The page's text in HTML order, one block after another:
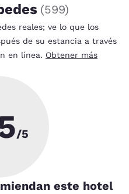
(599)
reales; ve lo que los
de su estancia a través
en línea. Obtener más
/5
este hotel